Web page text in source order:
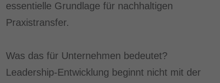
essentielle Grundlage für nachhaltigen
Praxistransfer.
Was das für Unternehmen bedeutet?
Leadership-Entwicklung beginnt nicht mit der